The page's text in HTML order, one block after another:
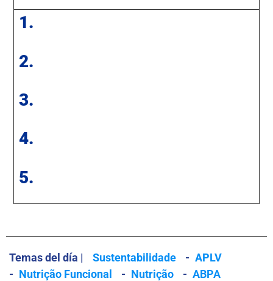
1.
2.
3.
4.
5.
Temas del día | Sustentabilidade - APLV
- Nutrição Funcional - Nutrição - ABPA